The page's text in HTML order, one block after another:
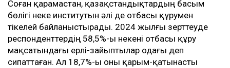
Соған қарамастан, қазақстандықтардың басым
бөлігі неке институтын әлі де отбасы құрумен
тікелей байланыстырады. 2024 жылғы зерттеуде
респонденттердің 58,5%-ы некені отбасы құру
мақсатындағы ерлі-зайыптылар одағы деп
сипаттаған. Ал 18,7%-ы оны қарым-қатынасты